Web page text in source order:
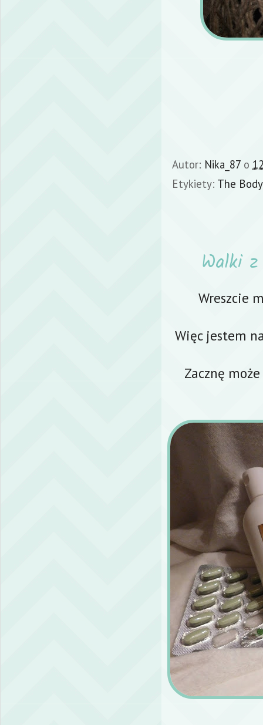
Autor: Nika_87 o
Etykiety: The
Walki
Wreszcie
Więc jestem
Zacznę